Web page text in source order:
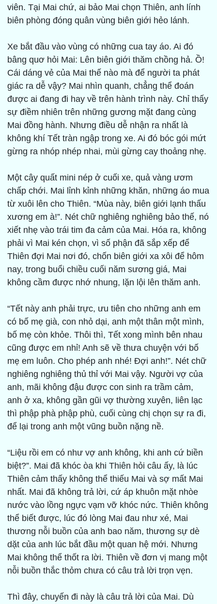
viên. Tại Mai chứ, ai bảo Mai chọn Thiên, anh lính
biên phòng đóng quân vùng biên giới hẻo lánh.
Xe bắt đầu vào vùng có những cua tay áo. Ai đó
bâng quơ hỏi Mai: Lên biên giới thăm chồng hả. Ồ!
Cái dáng vẻ của Mai thế nào mà để người ta phát
giác ra dễ vậy? Mai nhìn quanh, chẳng thể đoán
được ai đang đi hay về trên hành trình này. Chỉ thấy
sự điềm nhiên trên những gương mặt đang cùng
Mai đồng hành. Nhưng điều dễ nhận ra nhất là
không khí Tết tràn ngập trong xe. Ai đó bóc gói mứt
gừng ra nhóp nhép nhai, mùi gừng cay thoảng nhẹ.
Một cây quất mini nép ở cuối xe, quả vàng ươm
chấp chới. Mai lỉnh kỉnh những khăn, những áo mua
từ xuôi lên cho Thiên. “Mùa này, biên giới lạnh thấu
xương em à!”. Nét chữ nghiêng nghiêng bảo thế, nó
xiết nhẹ vào trái tim đa cảm của Mai. Hóa ra, không
phải vì Mai kén chọn, vì số phận đã sắp xếp để
Thiên đợi Mai nơi đó, chốn biên giới xa xôi để hôm
nay, trong buổi chiều cuối năm sương giá, Mai
không cầm được nhớ nhung, lặn lội lên thăm anh.
“Tết này anh phải trực, ưu tiên cho những anh em
có bố mẹ già, con nhỏ dại, anh một thân một mình,
bố mẹ còn khỏe. Thôi thì, Tết xong mình bên nhau
cũng được em nhỉ! Anh sẽ về thưa chuyện với bố
mẹ em luôn. Cho phép anh nhé! Đợi anh!”. Nét chữ
nghiêng nghiêng thủ thỉ với Mai vậy. Người vợ của
anh, mãi không đậu được con sinh ra trầm cảm,
anh ở xa, không gần gũi vợ thường xuyên, liên lạc
thì phập phà phập phù, cuối cùng chị chọn sự ra đi,
để lại trong anh một vũng buồn nặng nề.
“Liệu rồi em có như vợ anh không, khi anh cứ biền
biệt?”. Mai đã khóc òa khi Thiên hỏi câu ấy, là lúc
Thiên cảm thấy không thể thiếu Mai và sợ mất Mai
nhất. Mai đã không trả lời, cứ áp khuôn mặt nhòe
nước vào lồng ngực vạm vỡ khóc nức. Thiên không
thể biết được, lúc đó lòng Mai đau như xé, Mai
thương nỗi buồn của anh bao năm, thương sự dè
dặt của anh lúc bắt đầu một quan hệ mới. Nhưng
Mai không thể thốt ra lời. Thiên về đơn vị mang một
nỗi buồn thắc thỏm chưa có câu trả lời trọn vẹn.
Thì đây, chuyến đi này là câu trả lời của Mai. Dù